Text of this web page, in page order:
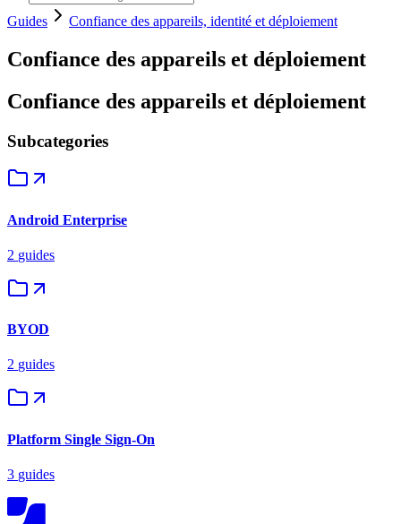
Guides Confiance des appareils, identité et déploiement
Confiance des appareils et déploiement
Confiance des appareils et déploiement
Subcategories
Android Enterprise
2 guides
BYOD
2 guides
Platform Single Sign-On
3 guides